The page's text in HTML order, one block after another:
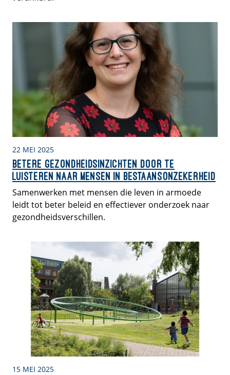
22 MEI 2025
Betere gezondheidsinzichten door te
luisteren naar mensen in bestaansonzekerheid
Samenwerken met mensen die leven in armoede
leidt tot beter beleid en effectiever onderzoek naar
gezondheidsverschillen.
15 MEI 2025